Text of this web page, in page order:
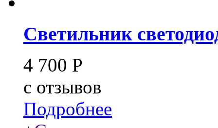
Светильник
4 700 Р
c отзывов
Подробнее